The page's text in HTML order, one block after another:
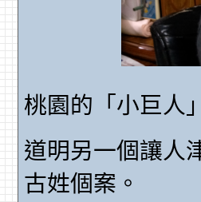
桃園的「小巨人
道明另一個讓人
古姓個案。